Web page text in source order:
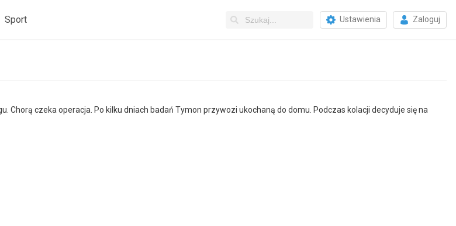
Sport Ustawienia Zaloguj
czeka operacja. Po kilku dniach badań Tymon przywozi ukochaną do domu. Podczas kolacji decyduje się na